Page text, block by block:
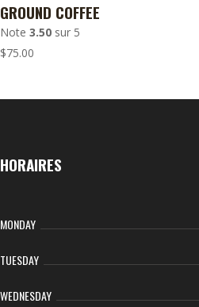
GROUND COFFEE
Note 3.50 sur 5
$75.00
HORAIRES
MONDAY
TUESDAY
WEDNESDAY